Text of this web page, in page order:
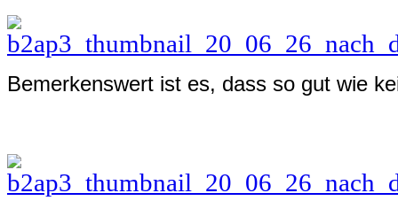
Bemerkenswert ist es, dass so gut wie